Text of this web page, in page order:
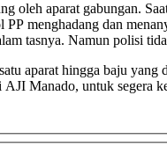
oleh aparat gabungan.
PP menghadang dan
tasnya. Namun polisi
aparat hingga baju
Manado, untuk segera